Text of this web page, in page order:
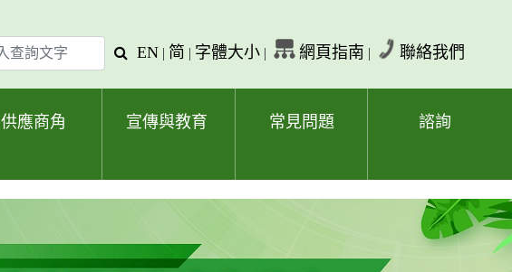
查
字
EN | 简 | 字體大小 | 網頁指南 | 聯絡我們
供應商角 宣傳與教育 常見問題 諮詢